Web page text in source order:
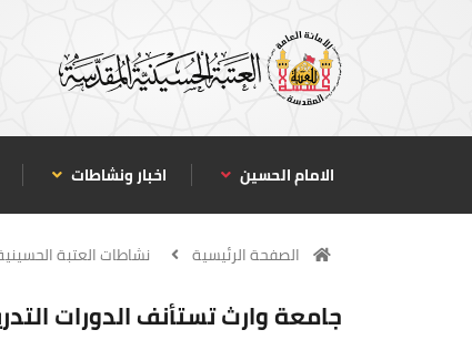
الامام الحسين اخبار ونشاطات
الصفحة الرئيسية نشاطات العتبة
جامعة وارث تستأنف الدورات